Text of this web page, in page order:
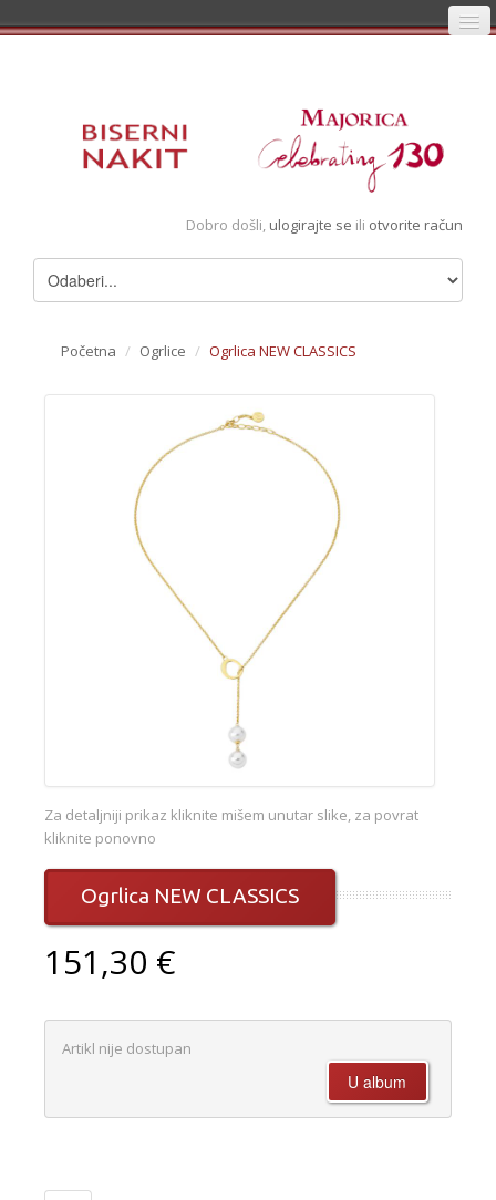
Registracija
Pregledani artikli
Dobro došli, ulogirajte se ili otvorite račun
Početna / Ogrlice / Ogrlica NEW CLASSICS
Za detaljniji prikaz kliknite mišem unutar slike, za povrat
kliknite ponovno
Ogrlica NEW CLASSICS
151,30 €
Artikl nije dostupan